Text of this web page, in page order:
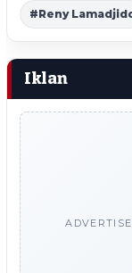
#Reny
Iklan